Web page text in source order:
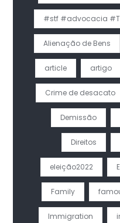
#stf #advocacia
Alienação de Bens
article artigo
Crime de desacato
Demissão
Direitos
eleição2022
Family
Immigration